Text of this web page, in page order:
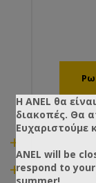
+
+
Η ANEL θα
διακοπές. Θα
Ευχαριστούμε
ANEL will be
respond to
summer!